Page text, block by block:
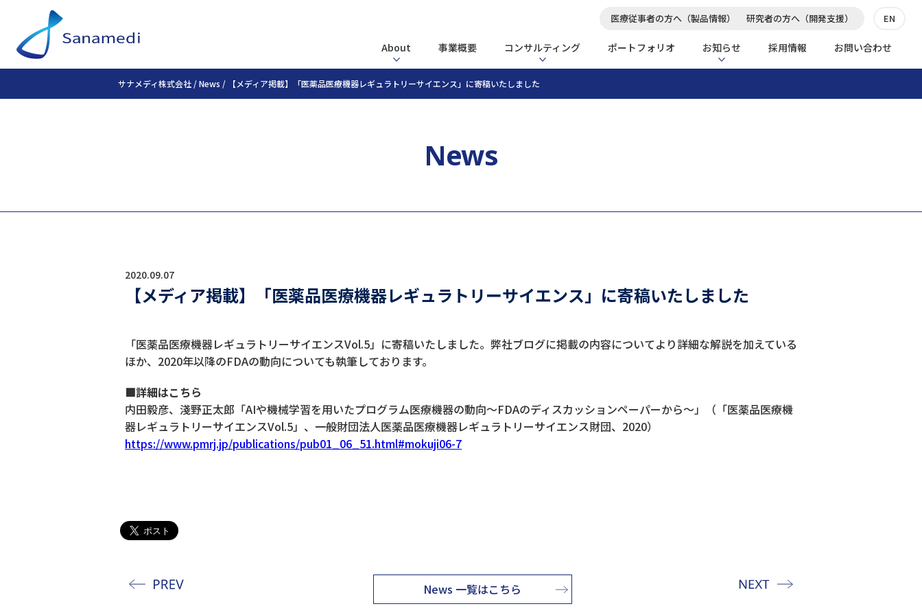
About 事業概要 コンサルティング ポートフォリオ お知らせ 採用情報 お問い合わせ
EN
医療従事者の方へ（製品情報） 研究者の方へ（開発支援）
サナメディ株式会社 /News / 【メディア掲載】「医薬品医療機器レギュラトリーサイエンス」に寄稿いたしました
News
2020.09.07
【メディア掲載】「医薬品医療機器レギュラトリーサイエンス」に寄稿いたしました
「医薬品医療機器レギュラトリーサイエンスVol.5」に寄稿いたしました。弊社ブログに掲載の内容についてより詳細な解説を加えている
ほか、2020年以降のFDAの動向についても執筆しております。
■詳細はこちら
内田毅彦、淺野正太郎「AIや機械学習を用いたプログラム医療機器の動向～FDAのディスカッションペーパーから～」（「医薬品医療機
器レギュラトリーサイエンスVol.5」、一般財団法人医薬品医療機器レギュラトリーサイエンス財団、2020）
https://www.pmrj.jp/publications/pub01_06_51.html#mokuji06-7
News 一覧はこちら